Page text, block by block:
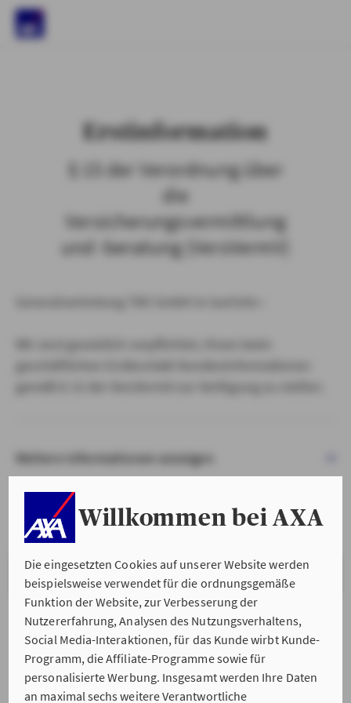
Willkommen bei AXA
Die eingesetzten Cookies auf unserer Website werden
beispielsweise verwendet für die ordnungsgemäße
Funktion der Website, zur Verbesserung der
Nutzererfahrung, Analysen des Nutzungsverhaltens,
Social Media-Interaktionen, für das Kunde wirbt Kunde-
Programm, die Affiliate-Programme sowie für
personalisierte Werbung. Insgesamt werden Ihre Daten
an maximal sechs weitere Verantwortliche
Erstinformation
§ 15 der Verordnung über
die
Versicherungsvermittlung
und -beratung (VersVermV)
Weitere Informationen anzeigen
VERSTANDEN & WEITER